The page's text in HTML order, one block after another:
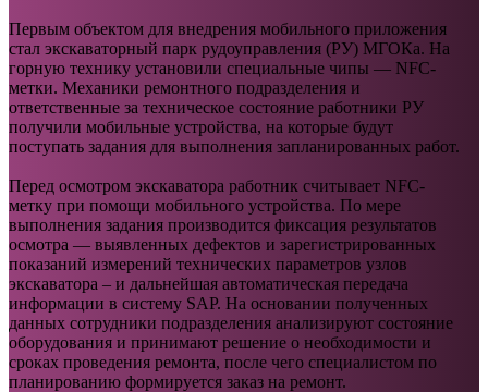
Первым объектом для внедрения мобильного приложения
стал экскаваторный парк рудоуправления (РУ) МГОКа. На
горную технику установили специальные чипы — NFC-
метки. Механики ремонтного подразделения и
ответственные за техническое состояние работники РУ
получили мобильные устройства, на которые будут
поступать задания для выполнения запланированных работ.
Перед осмотром экскаватора работник считывает NFC-
метку при помощи мобильного устройства. По мере
выполнения задания производится фиксация результатов
осмотра — выявленных дефектов и зарегистрированных
показаний измерений технических параметров узлов
экскаватора – и дальнейшая автоматическая передача
информации в систему SAP. На основании полученных
данных сотрудники подразделения анализируют состояние
оборудования и принимают решение о необходимости и
сроках проведения ремонта, после чего специалистом по
планированию формируется заказ на ремонт.